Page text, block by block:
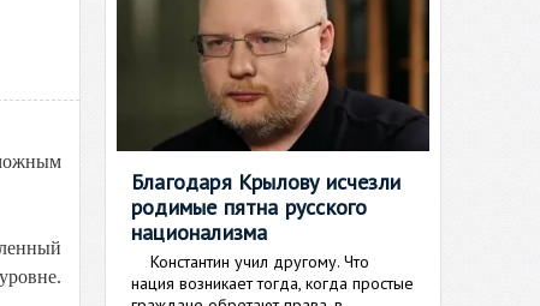
Благодаря Крылову исчезли
родимые пятна русского
национализма
Константин учил другому. Что
нация возникает тогда, когда простые